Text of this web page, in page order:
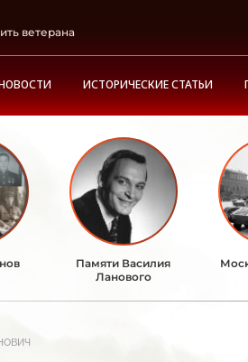
ветерана
ИСТОРИЧЕСКИЕ СТАТЬИ
Памяти Василия
Ланового